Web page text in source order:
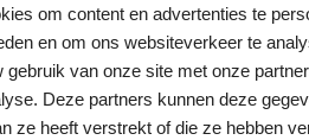
om content en advertenties te
en om ons websiteverkeer te
gebruik van onze site met onze
Deze partners kunnen deze
ze heeft verstrekt of die ze hebben